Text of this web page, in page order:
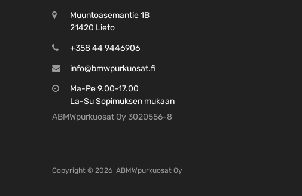
Muuntoasemantie 1B
21420 Lieto
+358 44 9446906
info@bmwpurkuosat.fi
Ma-Pe 9.00-17.00
La-Su Sopimuksen mukaan
ABMWpurkuosat Oy 3020556-8
Copyright © 2026 ABMWpurkuosat Oy